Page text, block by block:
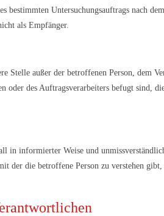
Untersuchungsauftrags nach
als Empfänger.
Stelle außer der betroffenen Person, dem
des Auftragsverarbeiters befugt sind,
informierter Weise und
der die betroffene Person zu verstehen